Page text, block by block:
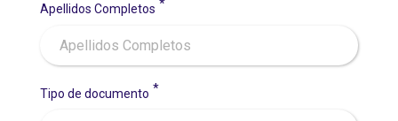
Apellidos Completos
Tipo de documento